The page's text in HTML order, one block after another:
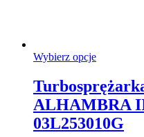
Wybierz opcjeTen
wiele
wariantów.
Opcje
można
ALHAMBRA
03L253010G